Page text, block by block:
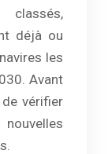
déjà ou
les
Avant
vérifier